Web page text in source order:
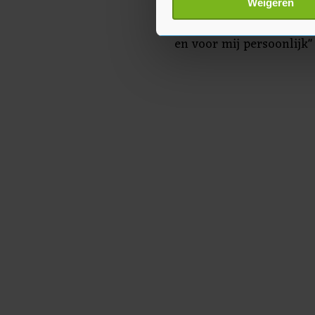
Met cookies werkt onze
Weigeren
Klaver bedankt Snels
en voor mij